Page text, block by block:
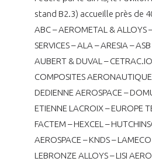
COMMISSIONS ET COMITÉS
POURQUOI DEVENIR MEMBRE ?
LE MÉDIATEUR DE LA FILIÈRE
MÉDIATION ET CHARTE
CLIENTS ET
LA MÉDIATION AU-DELÀ DE LA FILIÈRE
PRENDRE CONTACT AVEC LE
CHIFFRES CLÉS
LES ENJEUX
COMPÉTITIVITÉ
LES PUBLICATIONS
stand B2.3) accueille près de
ABC – AEROMETAL & ALLOYS
SERVICES – ALA – ARESIA –
AUBERT & DUVAL –
COMPOSITES
DEDIENNE AEROSPACE –
ETIENNE LACROIX – EUROPE
FACTEM – HEXCEL –
AEROSPACE – KNDS –
LEBRONZE ALLOYS – LISI
DEMANDE